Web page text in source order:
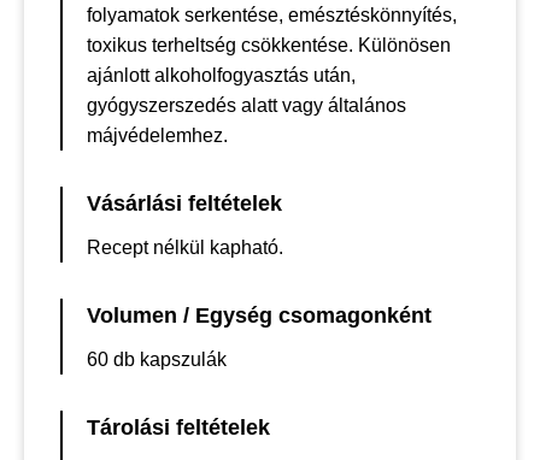
folyamatok serkentése, emésztéskönnyítés,
toxikus terheltség csökkentése. Különösen
ajánlott alkoholfogyasztás után,
gyógyszerszedés alatt vagy általános
májvédelemhez.
Vásárlási feltételek
Recept nélkül kapható.
Volumen / Egység csomagonként
60 db kapszulák
Tárolási feltételek